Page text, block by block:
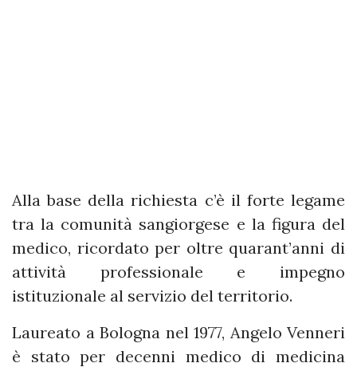
Alla base della richiesta c’è il forte legame
tra la comunità sangiorgese e la figura del
medico, ricordato per oltre quarant’anni di
attività professionale e impegno
istituzionale al servizio del territorio.
Laureato a Bologna nel 1977, Angelo Venneri
è stato per decenni medico di medicina